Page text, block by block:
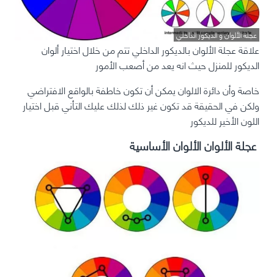
عجلة الألوان و الديكور الداخلي
علاقة عجلة الألوان بالديكور الداخلي تتم من خلال اختيار ألوان
الديكور للمنزل حيث انه يعد من أصعب الأمور
خاصة وأن دائرة الالوان يمكن أن تكون خاطفة بالواقع الافتراضي
ولكن في الحقيقة قد تكون غير ذلك لذلك عليك التأني قبل اختيار
اللون الأخير للديكور
عجلة الألوان الألوان الأساسية